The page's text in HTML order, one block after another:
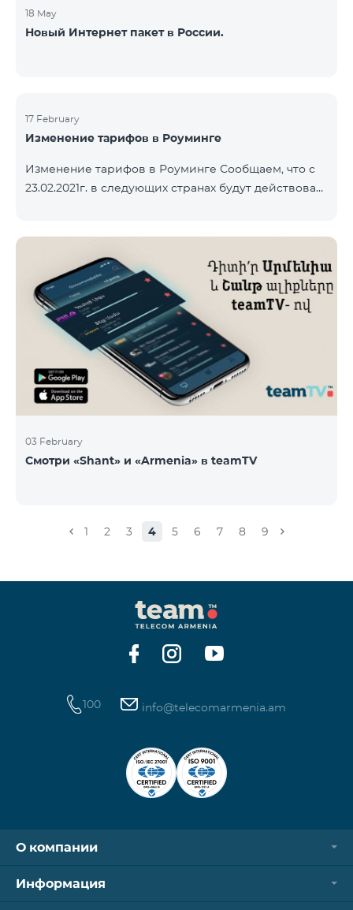
18 May
Новый Интернет пакет в России.
17 February
Изменение тарифов в Роуминге
Изменение тарифов в Роуминге Сообщаем, что с
23.02.2021г. в следующих странах будут действовать
2500 драм/минута Исходящие звонки локальные –
500 драм/минута SMS – 250 драм Интернет – 7000
драм/МБ Список стран: Бермудские острова,
Буркина-Фасо, Кабо-Верде, Куба, Эквоториальная
Гвинея, Эфиопия, Гамбия, Гвинея, Мадага
03 February
Смотри «Shant» и «Armenia» в teamTV
1 2 3 4 5 6 7 8 9
100 info@telecomarmenia.am
О компании
Информация